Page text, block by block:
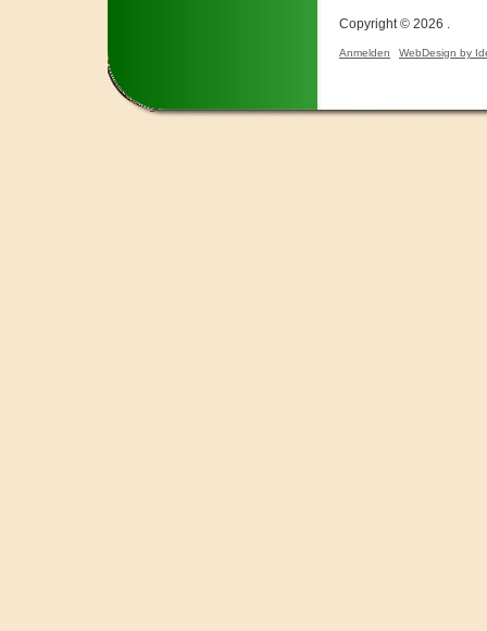
Copyright © 2026 .
Anmelden WebDesign by